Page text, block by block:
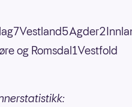
og Romsdal1Vestfold